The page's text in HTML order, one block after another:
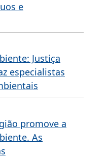
e
Justiça
especialistas
promove a
As